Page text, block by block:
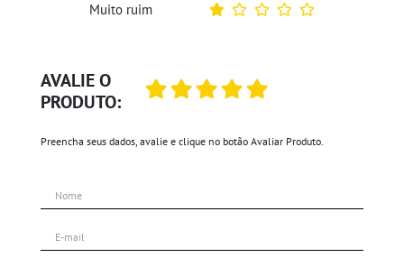
AVALIE O
PRODUTO:
Preencha seus dados, avalie e clique no botão Avaliar Produto.
Muito ruim